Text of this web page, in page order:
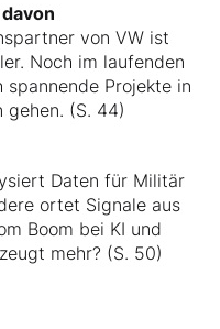
von VW ist
Noch im laufenden
Projekte in
gehen. (S. 44)
Daten für Militär
ortet Signale aus
Boom bei KI und
mehr? (S. 50)